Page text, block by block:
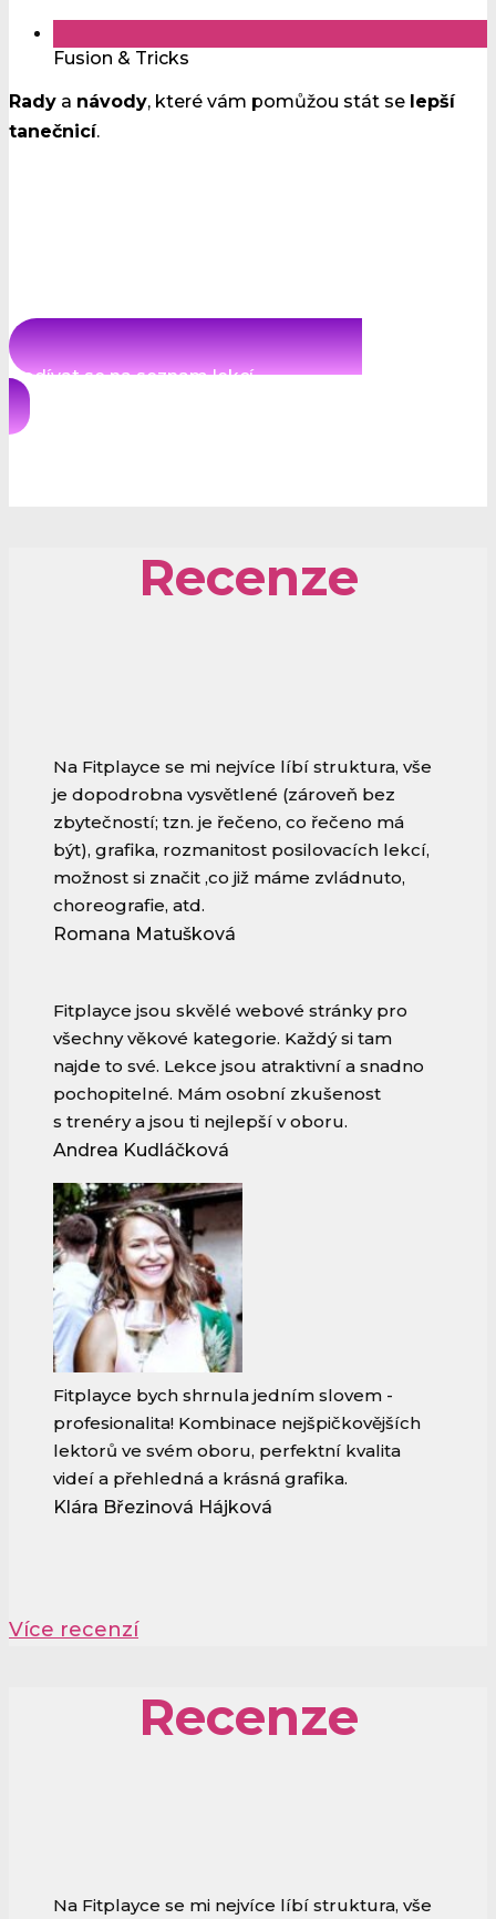
Fusion & Tricks
Rady a návody, které vám pomůžou stát se lepší
tanečnicí.
Podívat se na seznam lekcí
Recenze
Na Fitplayce se mi nejvíce líbí struktura, vše
je dopodrobna vysvětlené (zároveň bez
zbytečností; tzn. je řečeno, co řečeno má
být), grafika, rozmanitost posilovacích lekcí,
možnost si značit ,co již máme zvládnuto,
choreografie, atd.
Romana Matušková
Fitplayce jsou skvělé webové stránky pro
všechny věkové kategorie. Každý si tam
najde to své. Lekce jsou atraktivní a snadno
pochopitelné. Mám osobní zkušenost
s trenéry a jsou ti nejlepší v oboru.
Andrea Kudláčková
Fitplayce bych shrnula jedním slovem -
profesionalita! Kombinace nejšpičkovějších
lektorů ve svém oboru, perfektní kvalita
videí a přehledná a krásná grafika.
Klára Březinová Hájková
Více recenzí
Recenze
Na Fitplayce se mi nejvíce líbí struktura, vše